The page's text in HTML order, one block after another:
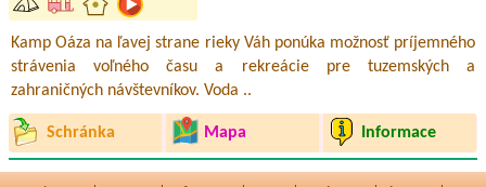
Kamp Oáza na ľavej strane rieky Váh ponúka možnosť príjemného
strávenia voľného času a rekreácie pre tuzemských a
zahraničných návštevníkov. Voda ..
Schránka Mapa Informace